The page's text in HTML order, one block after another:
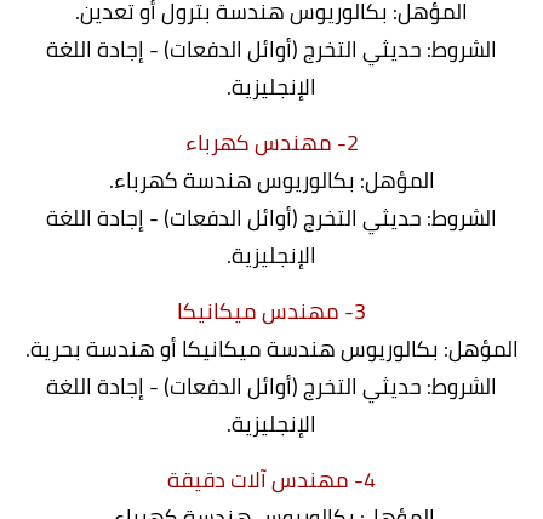
المؤهل: بكالوريوس هندسة بترول أو تعدين.
الشروط: حديثي التخرج (أوائل الدفعات) - إجادة اللغة
الإنجليزية.
2- مهندس كهرباء
المؤهل: بكالوريوس هندسة كهرباء.
الشروط: حديثي التخرج (أوائل الدفعات) - إجادة اللغة
الإنجليزية.
3- مهندس ميكانيكا
المؤهل: بكالوريوس هندسة ميكانيكا أو هندسة بحرية.
الشروط: حديثي التخرج (أوائل الدفعات) - إجادة اللغة
الإنجليزية.
4- مهندس آلات دقيقة